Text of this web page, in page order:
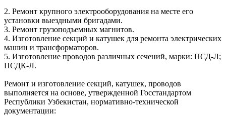
2. Ремонт крупного электрооборудования на месте его
установки выездными бригадами.
3. Ремонт грузоподъемных магнитов.
4. Изготовление секций и катушек для ремонта электрических
машин и трансформаторов.
5. Изготовление проводов различных сечений, марки: ПСД-Л;
ПСДК-Л.
Ремонт и изготовление секций, катушек, проводов
выполняется на основе, утвержденной Госстандартом
Республики Узбекистан, нормативно-технической
документации: